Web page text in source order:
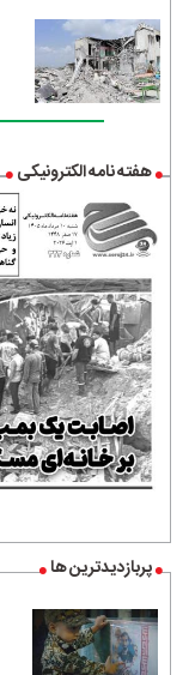
هفته نامه الکترونیکی
پربازدیدترین ها